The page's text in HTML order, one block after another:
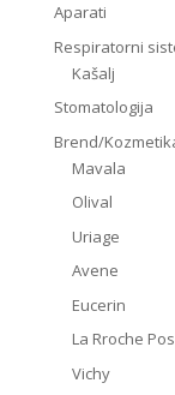
Aparati
Respiratorni
Kašalj
Stomatologija
Brend/
Mavala
Olival
Uriage
Avene
Eucerin
La Rroche
Vichy